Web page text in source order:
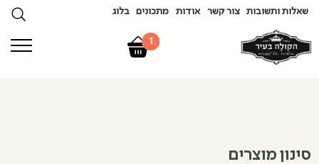
שאלות ותשובות צור קשר אודות מתכונים בלוג
1
סינון מוצרים